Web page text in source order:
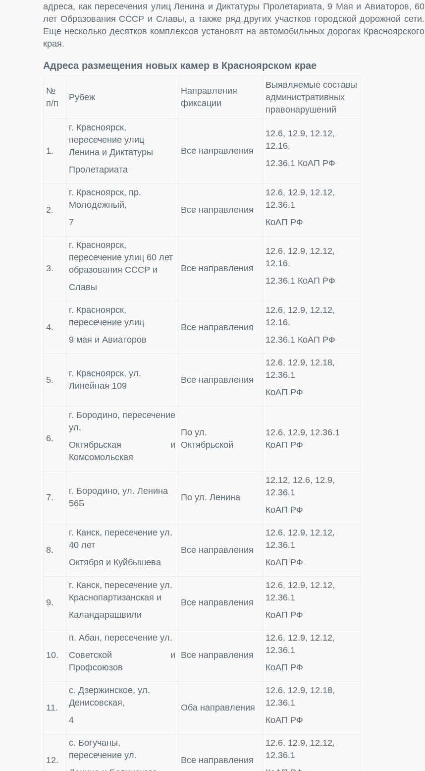
адреса, как пересечения улиц Ленина и Диктатуры Пролетариата, 9 Мая и Авиаторов, 60
лет Образования СССР и Славы, а также ряд других участков городской дорожной сети.
Еще несколько десятков комплексов установят на автомобильных дорогах Красноярского
края.
Адреса размещения новых камер в Красноярском крае
№
п/п
Рубеж
Направления
фиксации
Выявляемые составы
административных
правонарушений
1.
г. Красноярск,
пересечение улиц
Ленина и Диктатуры
Пролетариата
Все направления
12.6, 12.9, 12.12,
12.16,
12.36.1 КоАП РФ
2.
г. Красноярск, пр.
Молодежный,
7
Все направления
12.6, 12.9, 12.12,
12.36.1
КоАП РФ
3.
г. Красноярск,
пересечение улиц 60 лет
образования СССР и
Славы
Все направления
12.6, 12.9, 12.12,
12.16,
12.36.1 КоАП РФ
4.
г. Красноярск,
пересечение улиц
9 мая и Авиаторов
Все направления
12.6, 12.9, 12.12,
12.16,
12.36.1 КоАП РФ
5.
г. Красноярск, ул.
Линейная 109
Все направления
12.6, 12.9, 12.18,
12.36.1
КоАП РФ
6.
г. Бородино, пересечение
ул.
Октябрьская и
Комсомольская
По ул.
Октябрьской
12.6, 12.9, 12.36.1
КоАП РФ
7.
г. Бородино, ул. Ленина
56Б
По ул. Ленина
12.12, 12.6, 12.9,
12.36.1
КоАП РФ
8.
г. Канск, пересечение ул.
40 лет
Октября и Куйбышева
Все направления
12.6, 12.9, 12.12,
12.36.1
КоАП РФ
9.
г. Канск, пересечение ул.
Краснопартизанская и
Каландарашвили
Все направления
12.6, 12.9, 12.12,
12.36.1
КоАП РФ
10.
п. Абан, пересечение ул.
Советской и
Профсоюзов
Все направления
12.6, 12.9, 12.12,
12.36.1
КоАП РФ
11.
с. Дзержинское, ул.
Денисовская,
4
Оба направления
12.6, 12.9, 12.18,
12.36.1
КоАП РФ
12.
с. Богучаны,
пересечение ул.
Все направления
12.6, 12.9, 12.12,
12.36.1